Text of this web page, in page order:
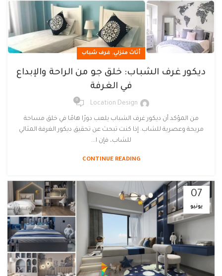
أثاث منزلي, غرف شباب
ديكور غرف الشباب: خلق جو من الراحة والإبداع
في الغرفة
Location Design
0
من المؤكد أن ديكور غرف الشباب يلعب دورًا هامًا في خلق مساحة
مريحة وعصرية للشاب. إذا كنت تبحث عن تحقيق ديكور الغرفة المثالي
للشاب، فإن ا...
CONTINUE READING
07
يونيو